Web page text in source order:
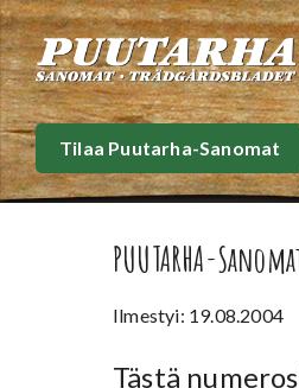
Siirry
sisältöön
Tilaa Puutarha-Sanomat
PUUTARHA-
Ilmestyi: 19.08.2004
Tästä